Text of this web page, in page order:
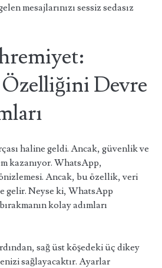
mesajlarınızı sessiz sedasız
Devre
haline geldi. Ancak, güvenlik ve
kazanıyor. WhatsApp,
Ancak, bu özellik, veri
gelir. Neyse ki, WhatsApp
kolay adımları
sağ üst köşedeki üç dikey
sağlayacaktır. Ayarlar